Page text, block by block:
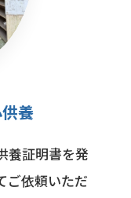
養
養証明書を発
ご依頼いただ